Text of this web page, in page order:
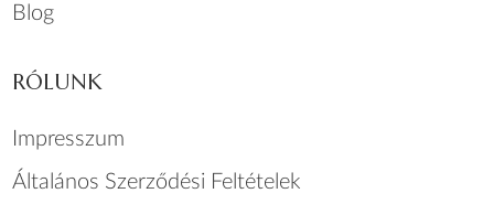
Blog
RÓLUNK
Impresszum
Általános Szerződési Feltételek